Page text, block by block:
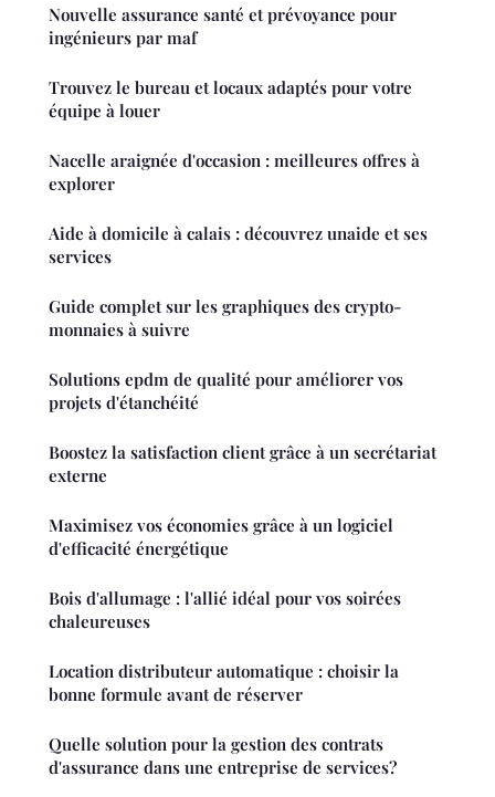
Nouvelle assurance santé et prévoyance pour
ingénieurs par maf
Trouvez le bureau et locaux adaptés pour votre
équipe à louer
Nacelle araignée d'occasion : meilleures offres à
explorer
Aide à domicile à calais : découvrez unaide et ses
services
Guide complet sur les graphiques des crypto-
monnaies à suivre
Solutions epdm de qualité pour améliorer vos
projets d'étanchéité
Boostez la satisfaction client grâce à un secrétariat
externe
Maximisez vos économies grâce à un logiciel
d'efficacité énergétique
Bois d'allumage : l'allié idéal pour vos soirées
chaleureuses
Location distributeur automatique : choisir la
bonne formule avant de réserver
Quelle solution pour la gestion des contrats
d'assurance dans une entreprise de services?